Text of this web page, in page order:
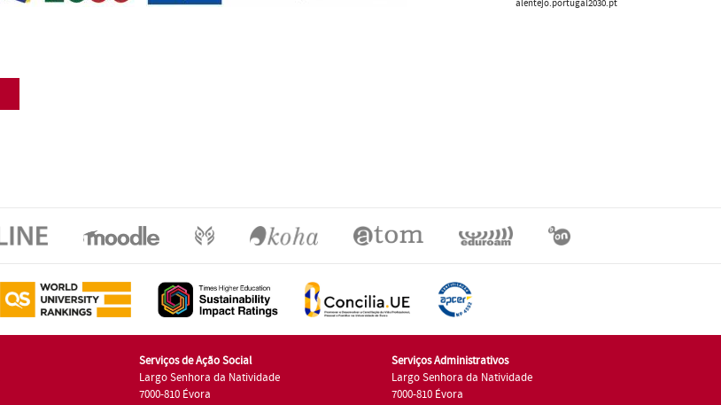
alentejo.portugal2030.pt
Serviços de Ação Social
Largo Senhora da Natividade
7000-810 Évora
Serviços Administrativos
Largo Senhora da Natividade
7000-810 Évora